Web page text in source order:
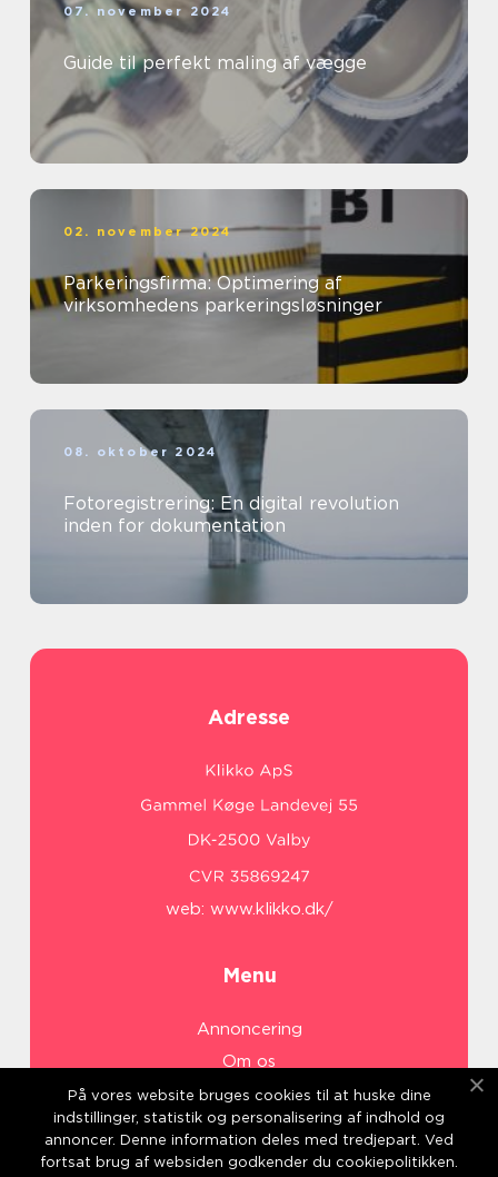
07. november 2024
Guide til perfekt maling af vægge
02. november 2024
Parkeringsfirma: Optimering af
virksomhedens parkeringsløsninger
08. oktober 2024
Fotoregistrering: En digital revolution
inden for dokumentation
Adresse
web: www.klikko.dk/
Menu
Annoncering
Om os
Cookies
Kontakt os
Sitemap
På vores website bruges cookies til at huske dine
indstillinger, statistik og personalisering af indhold og
annoncer. Denne information deles med tredjepart. Ved
fortsat brug af websiden godkender du cookiepolitikken.